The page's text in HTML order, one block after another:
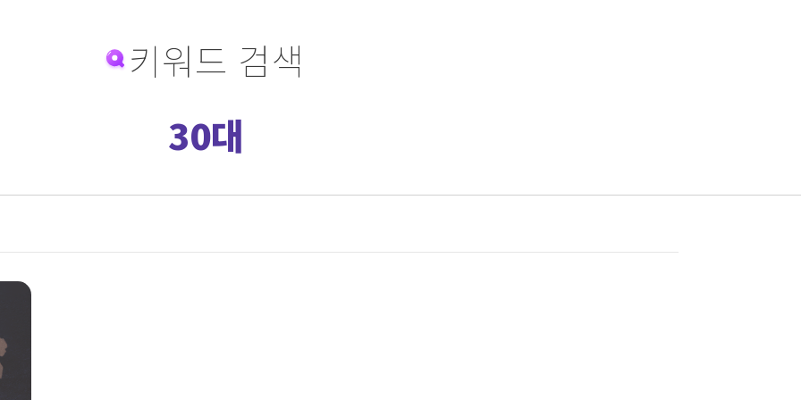
키워드 검색
30대